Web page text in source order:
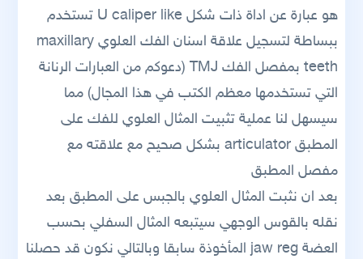
هو عبارة عن اداة ذات شكل U caliper like تستخدم
ببساطة لتسجيل علاقة اسنان الفك العلوي maxillary
teeth بمفصل الفك TMJ (دعوكم من العبارات الرنانة
التي تستخدمها معظم الكتب في هذا المجال) مما
سيسهل لنا عملية تثبيت المثال العلوي للفك على
المطبق articulator بشكل صحيح مع علاقته مع
مفصل المطبق
بعد ان نثبت المثال العلوي بالجبس على المطبق بعد
نقله بالقوس الوجهي سيتبعه المثال السفلي بحسب
العضة jaw reg المأخوذة سابقا وبالتالي نكون قد حصلنا